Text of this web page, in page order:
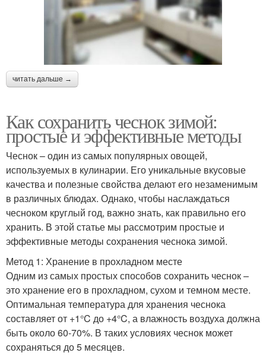
читать дальше →
Как сохранить чеснок зимой:
простые и эффективные методы
Чеснок – один из самых популярных овощей,
используемых в кулинарии. Его уникальные вкусовые
качества и полезные свойства делают его незаменимым
в различных блюдах. Однако, чтобы наслаждаться
чесноком круглый год, важно знать, как правильно его
хранить. В этой статье мы рассмотрим простые и
эффективные методы сохранения чеснока зимой.
Метод 1: Хранение в прохладном месте
Одним из самых простых способов сохранить чеснок –
это хранение его в прохладном, сухом и темном месте.
Оптимальная температура для хранения чеснока
составляет от +1°C до +4°C, а влажность воздуха должна
быть около 60-70%. В таких условиях чеснок может
сохраняться до 5 месяцев.